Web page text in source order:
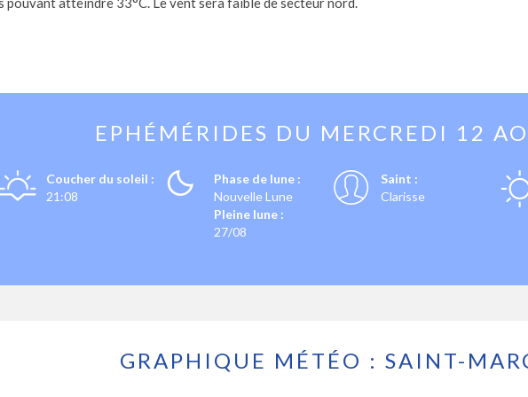
EPHÉMÉRIDES DU MERCREDI 12
Coucher du soleil :
21:08
Phase de lune :
Nouvelle Lune
Pleine lune :
27/08
Saint :
Clarisse
GRAPHIQUE MÉTÉO : SAINT-